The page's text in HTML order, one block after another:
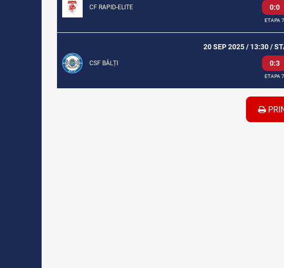
CF RAPID-ELITE 0:0
ETAPA 7
20 SEP 2025 / 13:30 /
CSF BĂLȚI 0:3
ETAPA 7